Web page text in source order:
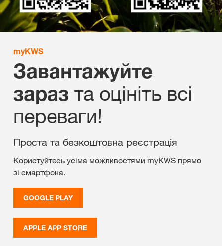
myKWS
Завантажуйте
зараз та оцініть всі
переваги!
Проста та безкоштовна реєстрація
Користуйтесь усіма можливостями myKWS прямо
зі смартфона.
GOOGLE PLAY
APPLE APP STORE